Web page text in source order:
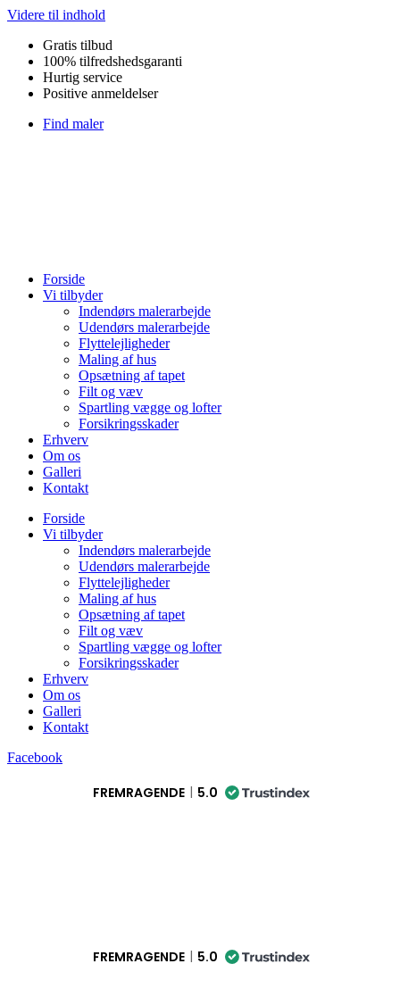
Videre til indhold
Gratis tilbud
100% tilfredshedsgaranti
Hurtig service
Positive anmeldelser
Find maler
Forside
Vi tilbyder
Indendørs malerarbejde
Udendørs malerarbejde
Flyttelejligheder
Maling af hus
Opsætning af tapet
Filt og væv
Spartling vægge og lofter
Forsikringsskader
Erhverv
Om os
Galleri
Kontakt
Forside
Vi tilbyder
Indendørs malerarbejde
Udendørs malerarbejde
Flyttelejligheder
Maling af hus
Opsætning af tapet
Filt og væv
Spartling vægge og lofter
Forsikringsskader
Erhverv
Om os
Galleri
Kontakt
Facebook
FREMRAGENDE 5.0
FREMRAGENDE 5.0